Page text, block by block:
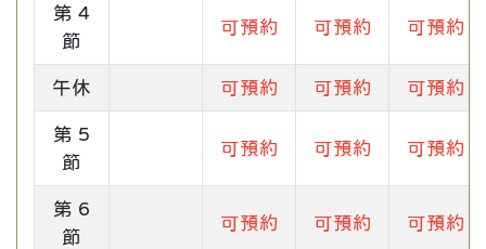
第 4
節
可預約 可預約 可預約
午休 可預約 可預約 可預約
第 5
節
可預約 可預約 可預約
第 6
節
可預約 可預約 可預約